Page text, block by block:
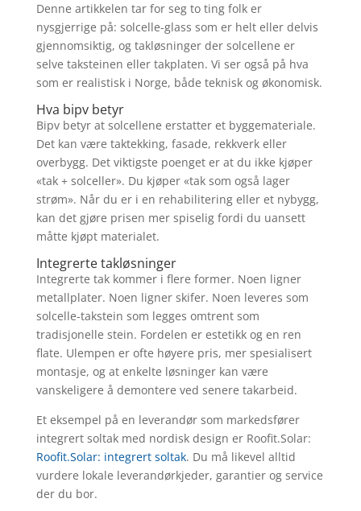
Denne artikkelen tar for seg to ting folk er
nysgjerrige på: solcelle-glass som er helt eller delvis
gjennomsiktig, og takløsninger der solcellene er
selve taksteinen eller takplaten. Vi ser også på hva
som er realistisk i Norge, både teknisk og økonomisk.
Hva bipv betyr
Bipv betyr at solcellene erstatter et byggemateriale.
Det kan være taktekking, fasade, rekkverk eller
overbygg. Det viktigste poenget er at du ikke kjøper
«tak + solceller». Du kjøper «tak som også lager
strøm». Når du er i en rehabilitering eller et nybygg,
kan det gjøre prisen mer spiselig fordi du uansett
måtte kjøpt materialet.
Integrerte takløsninger
Integrerte tak kommer i flere former. Noen ligner
metallplater. Noen ligner skifer. Noen leveres som
solcelle-takstein som legges omtrent som
tradisjonelle stein. Fordelen er estetikk og en ren
flate. Ulempen er ofte høyere pris, mer spesialisert
montasje, og at enkelte løsninger kan være
vanskeligere å demontere ved senere takarbeid.
Et eksempel på en leverandør som markedsfører
integrert soltak med nordisk design er Roofit.Solar:
Roofit.Solar: integrert soltak. Du må likevel alltid
vurdere lokale leverandørkjeder, garantier og service
der du bor.